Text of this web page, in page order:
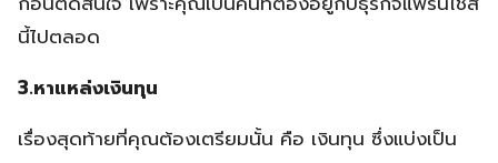
นี้ไปตลอด
3.หาแหล่งเงินทุน
เรื่องสุดท้ายที่คุณต้องเตรียมนั้น คือ เงินทุน ซึ่งแบ่งเป็น